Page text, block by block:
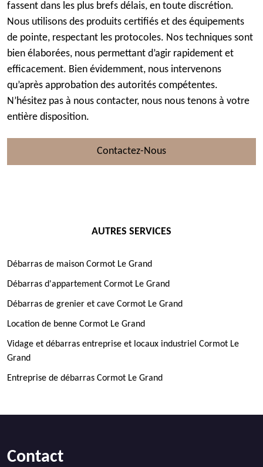
fassent dans les plus brefs délais, en toute discrétion.
Nous utilisons des produits certifiés et des équipements
de pointe, respectant les protocoles. Nos techniques sont
bien élaborées, nous permettant d’agir rapidement et
efficacement. Bien évidemment, nous intervenons
qu’après approbation des autorités compétentes.
N’hésitez pas à nous contacter, nous nous tenons à votre
entière disposition.
Contactez-Nous
AUTRES SERVICES
Débarras de maison Cormot Le Grand
Débarras d'appartement Cormot Le Grand
Débarras de grenier et cave Cormot Le Grand
Location de benne Cormot Le Grand
Vidage et débarras entreprise et locaux industriel Cormot Le
Grand
Entreprise de débarras Cormot Le Grand
Contact